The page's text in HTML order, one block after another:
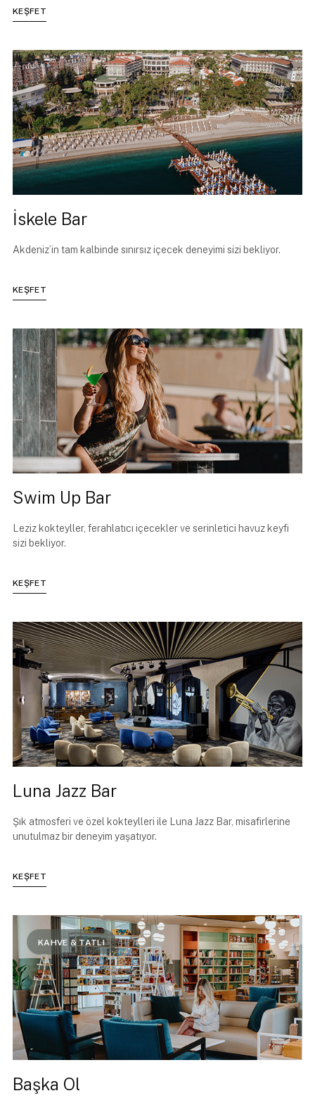
KEŞFET
İskele Bar
Akdeniz’in tam kalbinde sınırsız içecek deneyimi sizi bekliyor.
KEŞFET
Swim Up Bar
Leziz kokteyller, ferahlatıcı içecekler ve serinletici havuz keyfi
sizi bekliyor.
KEŞFET
Luna Jazz Bar
Şık atmosferi ve özel kokteylleri ile Luna Jazz Bar, misafirlerine
unutulmaz bir deneyim yaşatıyor.
KEŞFET
Başka Ol
KAHVE & TATLI